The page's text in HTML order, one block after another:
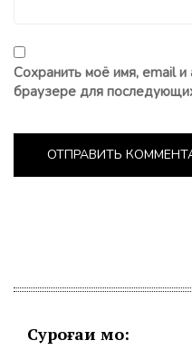
Сохранить моё имя, email и
браузере для
Суроғаи мо: